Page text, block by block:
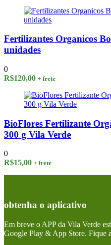
Fertilizantes Organicos
unidades
0
R$120,00 + frete
BioFlores Fertilizante
300 g Vila Verde
0
R$15,00 + frete
obtenha o aplicativo
Em breve o APP da Vila Verde
Google Play & App Store. Fique